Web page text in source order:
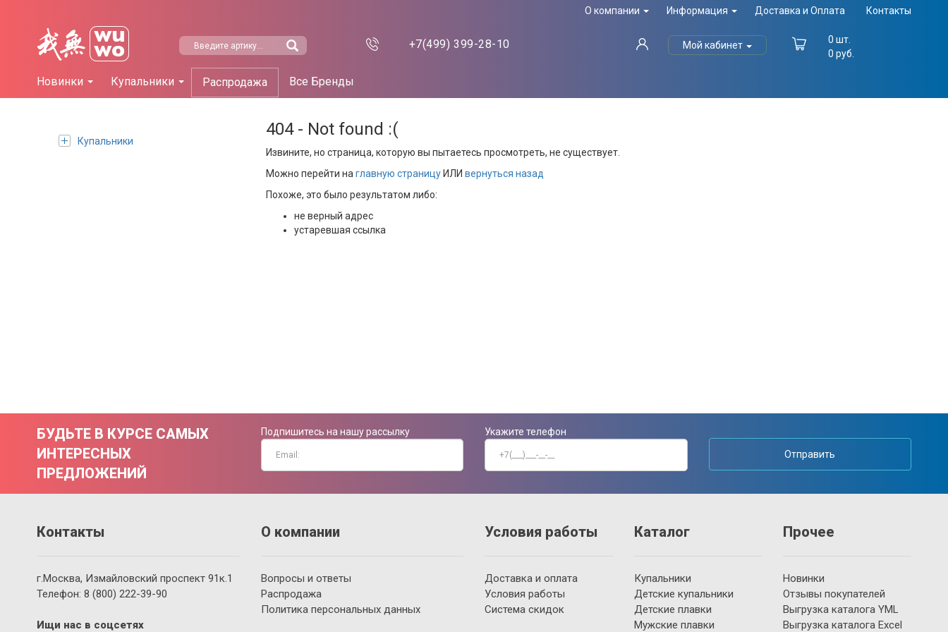
О компании Информация Доставка и Оплата Контакты
+7(499) 399-28-10 Мой кабинет
0 шт.
0 руб.
Новинки Купальники Распродажа Все Бренды
Купальники
404 - Not found :(
Извините, но страница, которую вы пытаетесь просмотреть, не существует.
Можно перейти на главную страницу ИЛИ вернуться назад
Похоже, это было результатом либо:
не верный адрес
устаревшая ссылка
БУДЬТЕ В КУРСЕ САМЫХ
ИНТЕРЕСНЫХ
ПРЕДЛОЖЕНИЙ
Подпишитесь на нашу рассылку
Укажите телефон
Отправить
Контакты
г.Москва, Измайловский проспект 91к.1
Телефон: 8 (800) 222-39-90
Ищи нас в соцсетях
О компании
Вопросы и ответы
Распродажа
Политика персональных данных
Условия работы
Доставка и оплата
Условия работы
Система скидок
Каталог
Купальники
Детские купальники
Детские плавки
Мужские плавки
Прочее
Новинки
Отзывы покупателей
Выгрузка каталога YML
Выгрузка каталога Excel